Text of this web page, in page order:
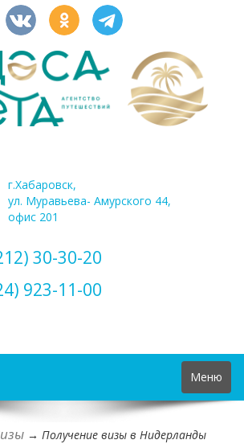
г.Хабаровск,
ул. Муравьева- Амурского 44,
офис 201
30-30-20
923-11-00
Toggle
navigation
Меню
→ Получение визы в Нидерланды